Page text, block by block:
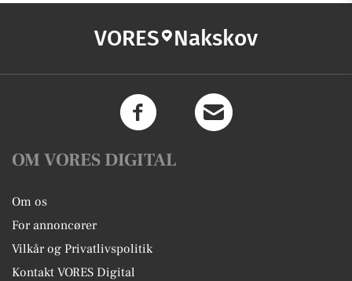
VORES Nakskov
OM VORES DIGITAL
Om os
For annoncører
Vilkår og Privatlivspolitik
Kontakt VORES Digital